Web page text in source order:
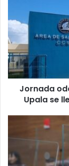
área
de
salud
de
Upala
llevará
7
Jornada
Upala se
votará
resello